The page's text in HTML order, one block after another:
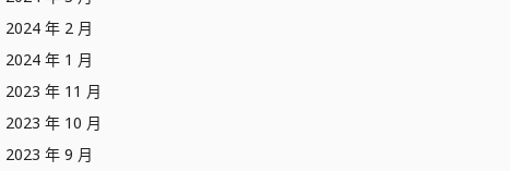
2024 年 2 月
2024 年 1 月
2023 年 11 月
2023 年 10 月
2023 年 9 月